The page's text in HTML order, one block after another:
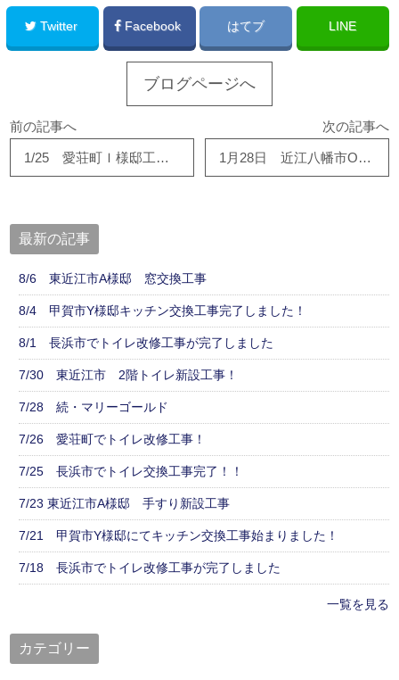
Twitter Facebook はてブ LINE
ブログページへ
前の記事へ
1/25 愛荘町Ｉ様邸工事が順調です！
次の記事へ
1月28日 近江八幡市O様邸で天井工事が完了しました！！
最新の記事
8/6 東近江市A様邸 窓交換工事
8/4 甲賀市Y様邸キッチン交換工事完了しました！
8/1 長浜市でトイレ改修工事が完了しました
7/30 東近江市 2階トイレ新設工事！
7/28 続・マリーゴールド
7/26 愛荘町でトイレ改修工事！
7/25 長浜市でトイレ交換工事完了！！
7/23 東近江市A様邸 手すり新設工事
7/21 甲賀市Y様邸にてキッチン交換工事始まりました！
7/18 長浜市でトイレ改修工事が完了しました
一覧を見る
カテゴリー